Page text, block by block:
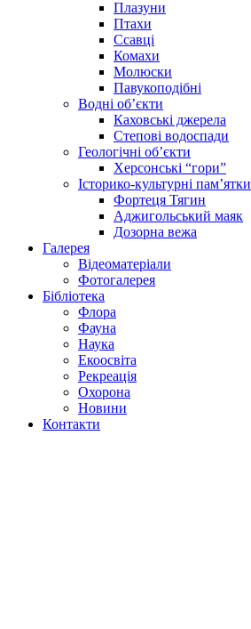
Плазуни
Птахи
Ссавці
Комахи
Молюски
Павукоподібні
Водні об’єкти
Каховські джерела
Степові водоспади
Геологічні об’єкти
Херсонські “гори”
Історико-культурні пам’ятки
Фортеця Тягин
Аджигольський маяк
Дозорна вежа
Галерея
Відеоматеріали
Фотогалерея
Бібліотека
Флора
Фауна
Наука
Екоосвіта
Рекреація
Охорона
Новини
Контакти